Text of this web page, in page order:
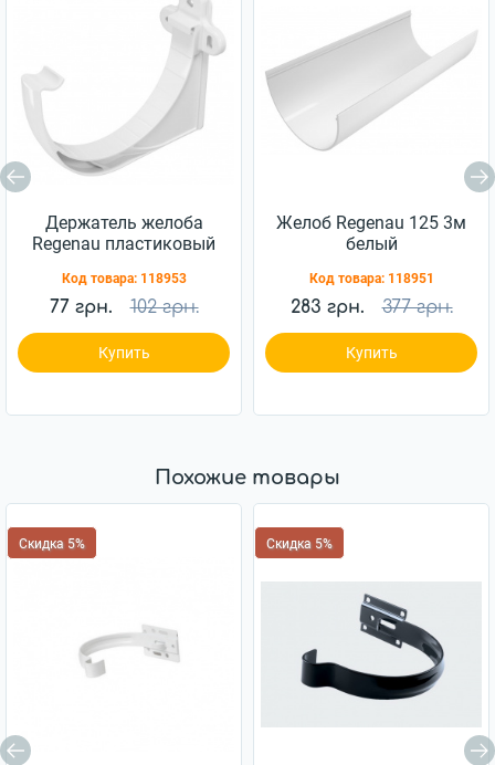
Держатель желоба
Regenau пластиковый
Код товара: 118953
77 грн. 102 грн.
Купить
Желоб Regenau 125 3м
белый
Код товара: 118951
283 грн. 377 грн.
Купить
Похожие товары
Скидка 5% Скидка 5%